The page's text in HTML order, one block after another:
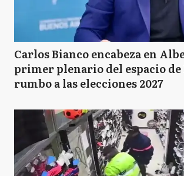
Carlos Bianco encabeza en
primer plenario del espacio
rumbo a las elecciones 2027